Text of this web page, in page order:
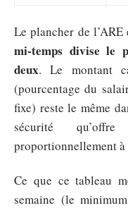
Le plancher de
mi-temps divise le
deux. Le montant
(pourcentage du
fixe) reste le même
sécurité
proportionnellement
Ce que ce tableau
semaine (le